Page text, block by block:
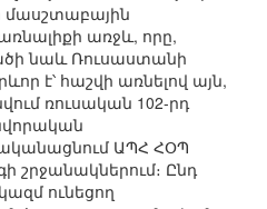
մասշտաբային
առջև, որը,
նաև Ռուսաստանի
է՝ հաշվի առնելով այն,
ռուսական 102-րդ
ԱՊՀ ՀՕՊ
շրջանակներում։ Ընդ
ունեցող